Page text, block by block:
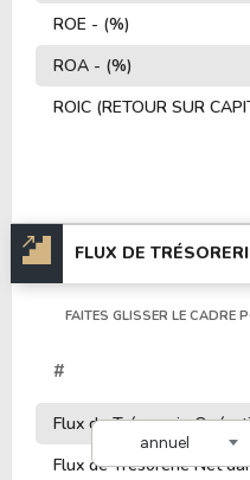
ROE - (%)
ROA - (%)
ROIC (RETOUR SUR
FLUX DE
annuel
FAITES GLISSER LE CADRE
#
Flux de Trésorerie
Flux de Trésorerie Net